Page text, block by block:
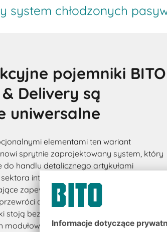
system chłodzonych
pojemniki BITO
Delivery są
uniwersalne
elementami ten wariant
sprytnie zaprojektowany system, który
do handlu detalicznego artykułami
internetowej sprzedaży żywności.
zapewniają, że żaden produkt nie
ani nie zacznie przeciekać. Nawet
stoją bezpiecznie. Wkładki izolacyjne
modułowych rozmiarach dzielą pojemniki